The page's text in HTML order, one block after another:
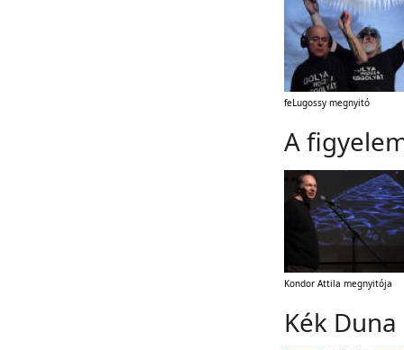
feLugossy megnyitó
A
Kondor Attila megnyitója
Kék